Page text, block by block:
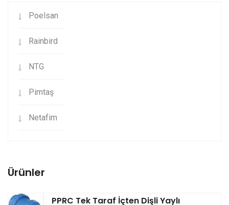
Poelsan
Rainbird
NTG
Pimtaş
Netafim
Ürünler
PPRC Tek Taraf İçten Dişli Yaylı